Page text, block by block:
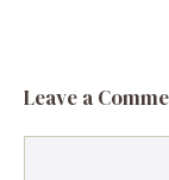
Leave a